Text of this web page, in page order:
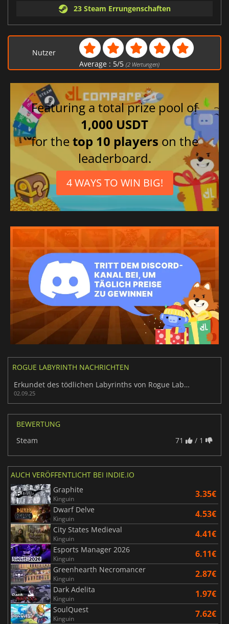
23 Steam Errungenschaften
Nutzer
Average : 5/5 (2Wertungen)
Featuring a total prize pool of
1,000 USDT
for thetop 10 players on the
leaderboard.
4 WAYS TO WIN BIG!
ROGUE LABYRINTH NACHRICHTEN
Erkundet des tödlichen Labyrinths von Rogue Labyrinths Lantanas
02.09.25
BEWERTUNG
Steam
71 / 1
AUCH VERÖFFENTLICHT BEI INDIE.IO
Graphite
Kinguin 3.35€
Dwarf Delve
Kinguin 4.53€
City States Medieval
Kinguin 4.41€
Esports Manager 2026
Kinguin 6.11€
Greenhearth Necromancer
Kinguin 2.87€
Dark Adelita
Kinguin 1.97€
SoulQuest
Kinguin 7.62€